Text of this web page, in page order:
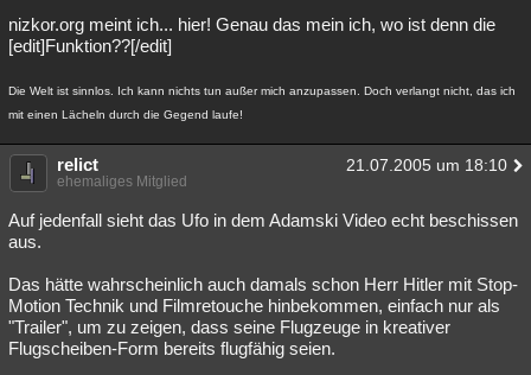
nizkor.org meint ich... hier! Genau das mein ich, wo ist denn die
[edit]Funktion??[/edit]
Die Welt ist sinnlos. Ich kann nichts tun außer mich anzupassen. Doch verlangt nicht, das ich
mit einen Lächeln durch die Gegend laufe!
relict 21.07.2005 um 18:10
ehemaliges Mitglied
Auf jedenfall sieht das Ufo in dem Adamski Video echt beschissen
aus.
Das hätte wahrscheinlich auch damals schon Herr Hitler mit Stop-
Motion Technik und Filmretouche hinbekommen, einfach nur als
"Trailer", um zu zeigen, dass seine Flugzeuge in kreativer
Flugscheiben-Form bereits flugfähig seien.